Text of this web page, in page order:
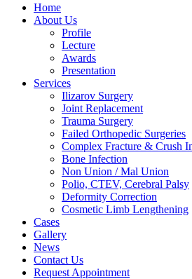
Home
About Us
Profile
Lecture
Awards
Presentation
Services
Ilizarov Surgery
Joint Replacement
Trauma Surgery
Failed Orthopedic Surgeries
Complex Fracture & Crush
Bone Infection
Non Union / Mal Union
Polio, CTEV, Cerebral Palsy
Deformity Correction
Cosmetic Limb Lengthening
Cases
Gallery
News
Contact Us
Request Appointment